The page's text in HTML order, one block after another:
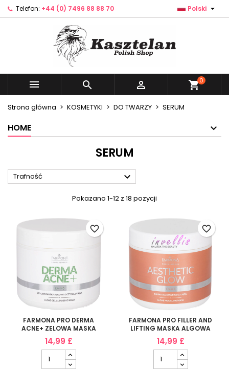
Telefon: +44 (0) 7496 88 88 70 Polski 
   shopping_cart0
Strona główna KOSMETYKI DO TWARZY SERUM
HOME
SERUM
Trafność 
Pokazano 1-12 z 18 pozycji
FARMONA PRO DERMA
ACNE+ ZELOWA MASKA
ALGOWA OCZYSZCZAJACA
160G
14,99 £
favorite_border
FARMONA PRO FILLER AND
LIFTING MASKA ALGOWA
LIFTINGUJACA 160G
14,99 £
favorite_border
Dodaj do listy życzeń ×
Utwórz nową listę
((modalTitle)) ×
((confirmMessage))
((modalDeleteText))
Utwórz listę życzeń ×
Nazwa listy życzeń
Zaloguj się ×
Musisz być zalogowany by zapisać produkty na
swojej liście życzeń.
Anuluj Zaloguj się